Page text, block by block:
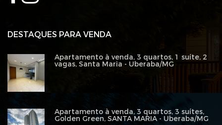
DESTAQUES PARA VENDA
Apartamento à venda, 3 quartos, 1 suíte, 2
vagas, Santa Maria - Uberaba/MG
Apartamento à venda, 3 quartos, 3 suítes,
Golden Green, SANTA MARIA - Uberaba/MG